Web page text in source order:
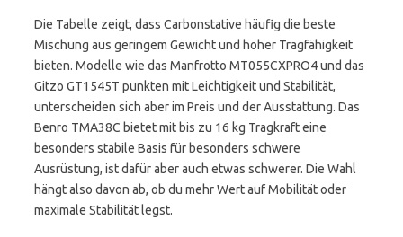
Die Tabelle zeigt, dass Carbonstative häufig die beste
Mischung aus geringem Gewicht und hoher Tragfähigkeit
bieten. Modelle wie das Manfrotto MT055CXPRO4 und das
Gitzo GT1545T punkten mit Leichtigkeit und Stabilität,
unterscheiden sich aber im Preis und der Ausstattung. Das
Benro TMA38C bietet mit bis zu 16 kg Tragkraft eine
besonders stabile Basis für besonders schwere
Ausrüstung, ist dafür aber auch etwas schwerer. Die Wahl
hängt also davon ab, ob du mehr Wert auf Mobilität oder
maximale Stabilität legst.